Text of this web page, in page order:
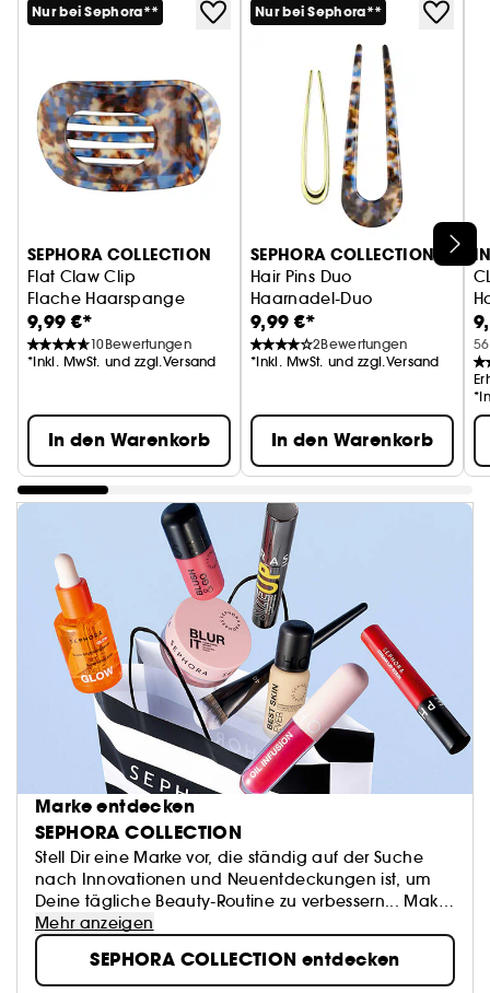
Nur bei Sephora**
SEPHORA COLLECTION
Flat Claw Clip
Flache Haarspange
9,99 €*
10Bewertungen
*Inkl. MwSt. und zzgl.Versand
In den Warenkorb
Nur bei Sephora**
SEPHORA COLLECTION
Hair Pins Duo
Haarnadel-Duo
9,99 €*
2Bewertungen
*Inkl. MwSt. und zzgl.Versand
In den Warenkorb
Marke entdecken
SEPHORA COLLECTION
Stell Dir eine Marke vor, die ständig auf der Suche
nach Innovationen und Neuentdeckungen ist, um
Deine tägliche Beauty-Routine zu verbessern... Make-
up, Accessoires, Bad- und Hautpflegeprodukte:
SEPHORA COLLECTION bietet eine Fülle von
spannenden Produkten...
Mehr anzeigen
SEPHORA COLLECTION entdecken